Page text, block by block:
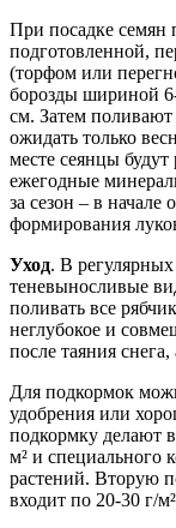
При посадке семян
подготовленной,
(торфом или
борозды шириной
см. Затем
ожидать только
месте сеянцы будут
ежегодные
за сезон – в начале
формирования
Уход. В
теневыносливые
поливать все
неглубокое и
после таяния
Для подкормок
удобрения или
подкормку делают
м² и специального
растений. Вторую
входит по 20-30 г/